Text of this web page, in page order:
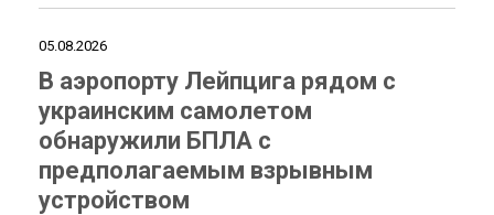
05.08.2026
В аэропорту Лейпцига рядом с
украинским самолетом
обнаружили БПЛА с
предполагаемым взрывным
устройством